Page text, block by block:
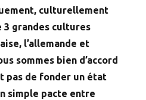
culturellement
3 grandes cultures
l’allemande et
sommes bien d’accord
pas de fonder un état
simple pacte entre